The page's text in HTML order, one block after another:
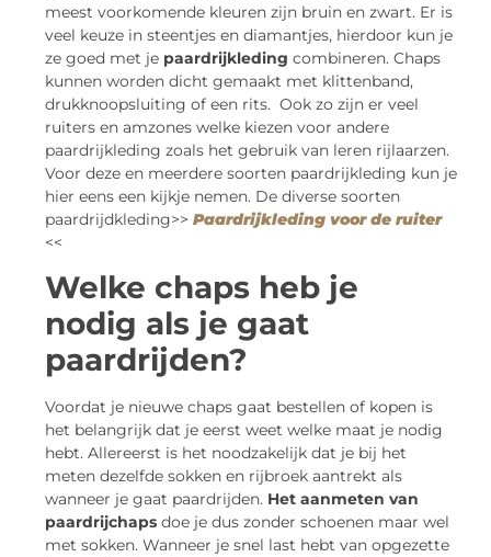
meest voorkomende kleuren zijn bruin en zwart. Er is
veel keuze in steentjes en diamantjes, hierdoor kun je
ze goed met je paardrijkleding combineren. Chaps
kunnen worden dicht gemaakt met klittenband,
drukknoopsluiting of een rits. Ook zo zijn er veel
ruiters en amzones welke kiezen voor andere
paardrijkleding zoals het gebruik van leren rijlaarzen.
Voor deze en meerdere soorten paardrijkleding kun je
hier eens een kijkje nemen. De diverse soorten
paardrijdkleding>> Paardrijkleding voor de ruiter
<<
Welke chaps heb je
nodig als je gaat
paardrijden?
Voordat je nieuwe chaps gaat bestellen of kopen is
het belangrijk dat je eerst weet welke maat je nodig
hebt. Allereerst is het noodzakelijk dat je bij het
meten dezelfde sokken en rijbroek aantrekt als
wanneer je gaat paardrijden. Het aanmeten van
paardrijchaps doe je dus zonder schoenen maar wel
met sokken. Wanneer je snel last hebt van opgezette